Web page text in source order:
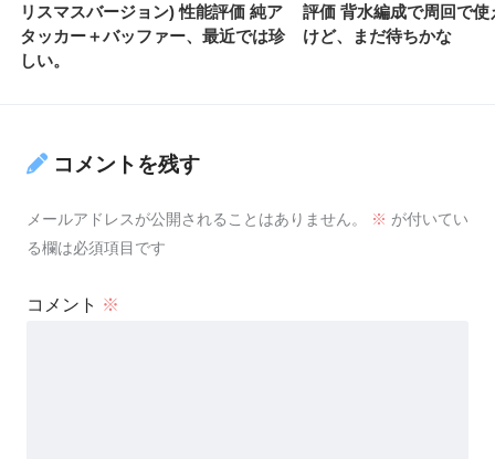
リスマスバージョン) 性能評価 純ア
タッカー＋バッファー、最近では珍
しい。
評価 背水編成で周回で使
けど、まだ待ちかな
コメントを残す
メールアドレスが公開されることはありません。 ※ が付いてい
る欄は必須項目です
コメント ※